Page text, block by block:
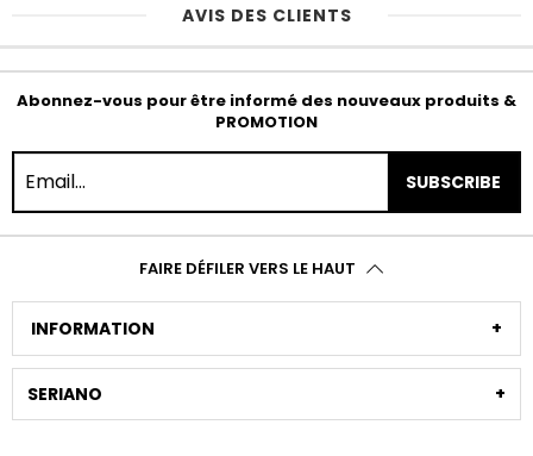
AVIS DES CLIENTS
Abonnez-vous pour être informé des nouveaux produits &
PROMOTION
SUBSCRIBE
FAIRE DÉFILER VERS LE HAUT
INFORMATION
SERIANO